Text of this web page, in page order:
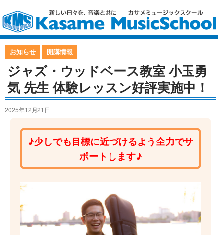
お知らせ 開講情報
ジャズ・ウッドベース教室 小玉勇
気 先生 体験レッスン好評実施中！
2025年12月21日
♪少しでも目標に近づけるよう全力でサ
ポートします♪